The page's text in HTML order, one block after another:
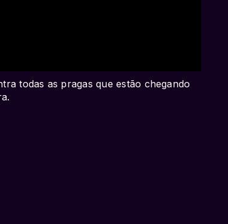
todas as pragas que estão chegando